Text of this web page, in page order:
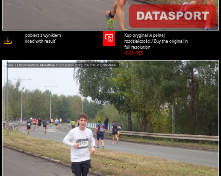
pobierz z wynikiem
(load with result)
Kup oryginał w pełnej
rozdzielczości / Buy the original in
full resolution
HIGH-RES